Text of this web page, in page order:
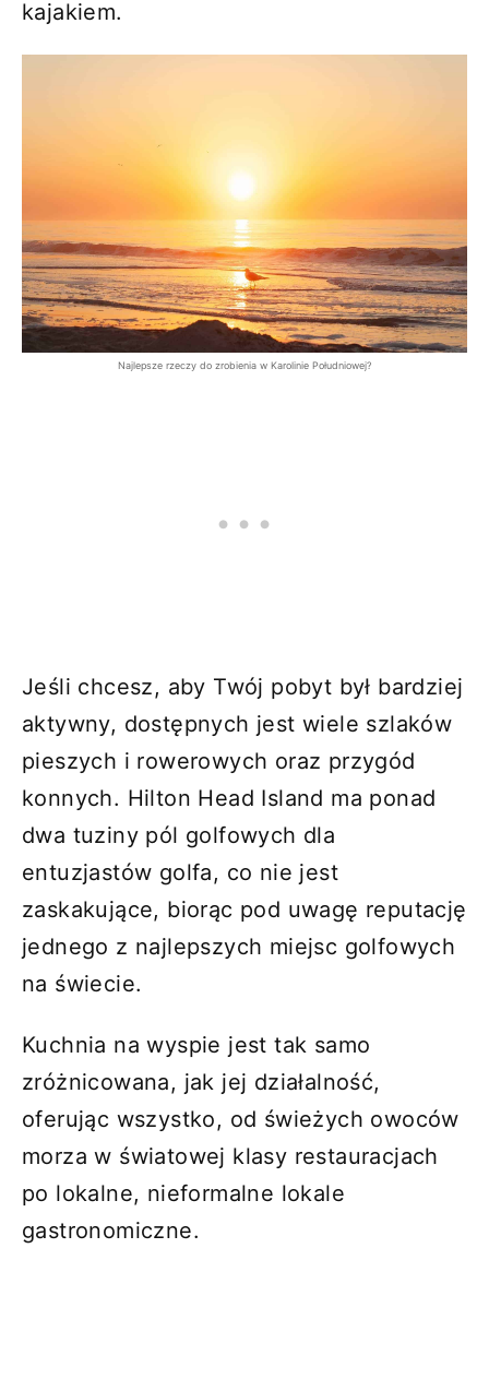
kajakiem.
Najlepsze rzeczy do zrobienia w Karolinie Południowej?
Jeśli chcesz, aby Twój pobyt był bardziej
aktywny, dostępnych jest wiele szlaków
pieszych i rowerowych oraz przygód
konnych. Hilton Head Island ma ponad
dwa tuziny pól golfowych dla
entuzjastów golfa, co nie jest
zaskakujące, biorąc pod uwagę reputację
jednego z najlepszych miejsc golfowych
na świecie.
Kuchnia na wyspie jest tak samo
zróżnicowana, jak jej działalność,
oferując wszystko, od świeżych owoców
morza w światowej klasy restauracjach
po lokalne, nieformalne lokale
gastronomiczne.